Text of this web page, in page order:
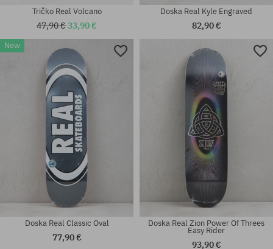
Dostupné veľkosti:
Dostupné veľkosti:
Tričko Real Volcano
47,90 €33,90 €
Doska Real Kyle Engraved
82,90 €
New
Doska Real Classic Oval
77,90 €
Doska Real Zion Power Of Threes
Easy Rider
93,90 €